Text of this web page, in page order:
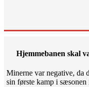
Hjemmebanen skal
Minerne var negative, da
sin første kamp i